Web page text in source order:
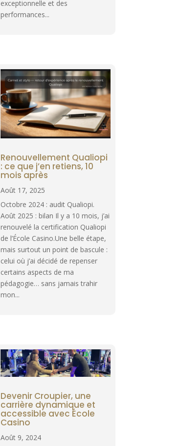
exceptionnelle et des
performances...
Renouvellement Qualiopi
: ce que j’en retiens, 10
mois après
Août 17, 2025
Octobre 2024 : audit Qualiopi.
Août 2025 : bilan Il y a 10 mois, j’ai
renouvelé la certification Qualiopi
de l’École Casino.Une belle étape,
mais surtout un point de bascule :
celui où j’ai décidé de repenser
certains aspects de ma
pédagogie… sans jamais trahir
mon...
Devenir Croupier, une
carrière dynamique et
accessible avec École
Casino
Août 9, 2024